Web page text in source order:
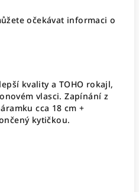
očekávat informaci o
kvality a TOHO rokajl,
vlasci. Zapínání z
cca 18 cm +
kytičkou.